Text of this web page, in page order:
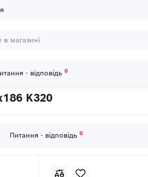
- відповідь 0
M480 на сітчастій основі 93x186 K320
K320
Питання - відповідь 0